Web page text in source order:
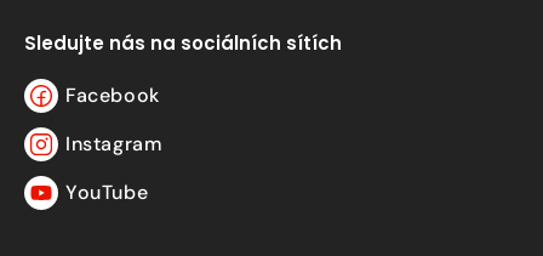
Sledujte nás na sociálních sítích
Facebook
Facebook
Instagram
Instagram
YouTubeYouTube